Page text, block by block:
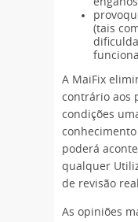
(tais
A MaiFix
contrário aos
condições
poderá
qualquer
de revisão
As opiniões